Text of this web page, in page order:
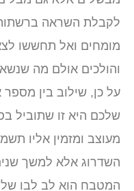
השראה ברשתות
ואל תחששו לצאת
אולם מה שנשאר
כן, שילוב בין מספר
היא זו שתוביל
ומזמין אליו
אלא למשך שנים
הוא לב לבו של